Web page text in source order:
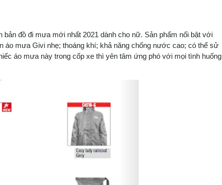
đồ đi mưa mới nhất 2021 dành cho nữ. Sản phẩm nổi bật với
áo mưa Givi nhẹ; thoáng khí; khả năng chống nước cao; có thể sử
áo mưa này trong cốp xe thì yên tâm ứng phó với mọi tình huống